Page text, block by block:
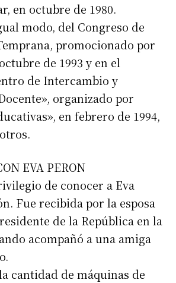
en octubre de 1980.
modo, del Congreso de
promocionado por
de 1993 y en el
de Intercambio y
organizado por
en febrero de 1994,
EVA PERON
de conocer a Eva
Fue recibida por la esposa
de la República en la
acompañó a una amiga
cantidad de máquinas de